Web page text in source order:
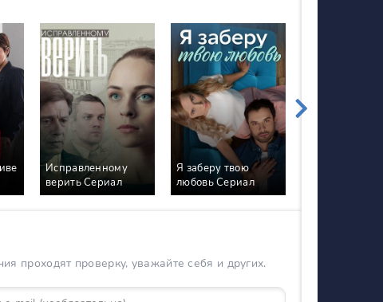
Исправленному
верить Сериал
Я заберу твою
любовь Сериал
проходят проверку, уважайте себя и других.